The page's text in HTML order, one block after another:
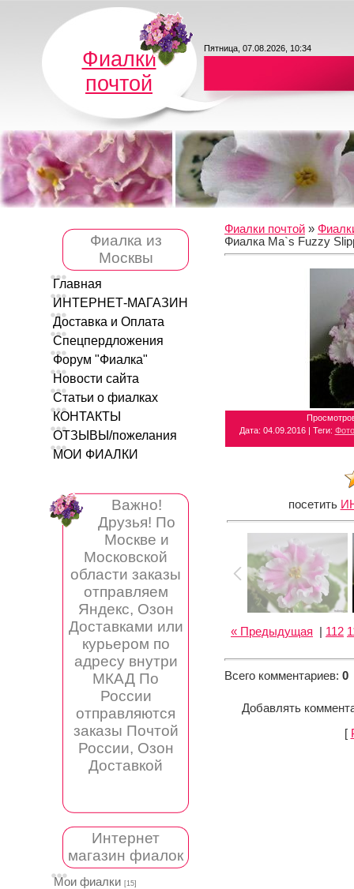
Фиалки
почтой
Пятница, 07.08.2026, 10:34
Фиалка из
Москвы
Главная
ИНТЕРНЕТ-МАГАЗИН
Доставка и Оплата
Спецпердложения
Форум "Фиалка"
Новости сайта
Статьи о фиалках
КОНТАКТЫ
ОТЗЫВЫ/пожелания
МОИ ФИАЛКИ
Важно!
Друзья! По
Москве и
Московской
области заказы
отправляем
Яндекс, Озон
Доставками или
курьером по
адресу внутри
МКАД По
России
отправляются
заказы Почтой
России, Озон
Доставкой
Интернет
магазин фиалок
Мои фиалки [15]
Фиалки почтой »
Фиалка Ma`s Fuzzy
Дата: 04.09.2016 | Теги:
посетить
« Предыдущая 112
Всего комментариев: 0
Добавлять
[